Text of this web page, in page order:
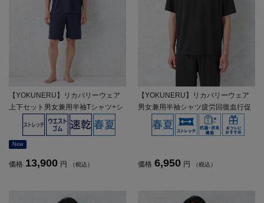
【YOKUNERU】リカバリーウェア
上下セット男女兼用半袖Tシャツ+シ
ョートパンツ疲労回復血行促進遠赤
外線快眠NANOMIX(R)【一般医療機
器】SS～LLサイズ
New
価格 13,900 円 （税込）
【YOKUNERU】リカバリーウェア
男女兼用半袖シャツ疲労回復血行促
進遠赤外線快眠NANOMIX(R)【一般
医療機器】SS～LLサイズ
価格 6,950 円 （税込）